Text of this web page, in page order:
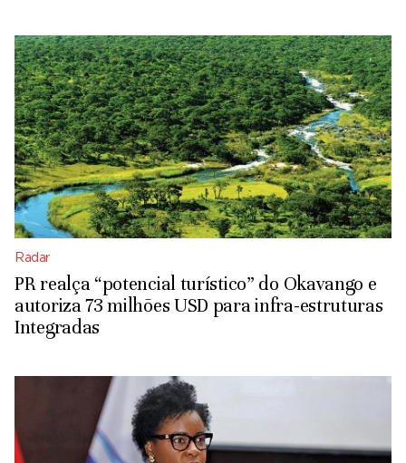
Radar
PR realça “potencial turístico” do Okavango e
autoriza 73 milhões USD para infra-estruturas
Integradas